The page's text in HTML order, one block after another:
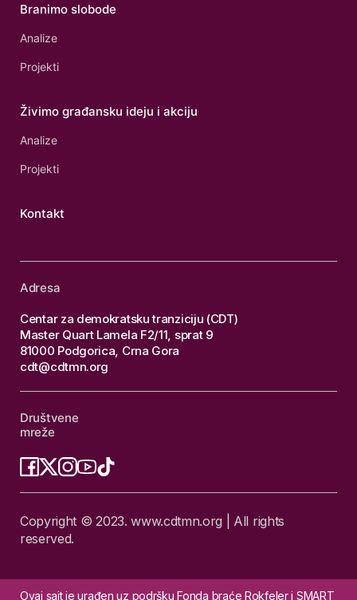
Branimo slobode
Analize
Projekti
Živimo građansku ideju i akciju
Analize
Projekti
Kontakt
Adresa
Centar za demokratsku tranziciju (CDT)
Master Quart Lamela F2/11, sprat 9
81000 Podgorica, Crna Gora
cdt@cdtmn.org
Društvene
mreže
Copyright © 2023. www.cdtmn.org | All rights
reserved.
Ovaj sajt je urađen uz podršku Fonda braće Rokfeler i SMART